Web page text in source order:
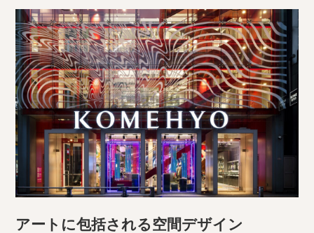
アートに包括される空間デザイン